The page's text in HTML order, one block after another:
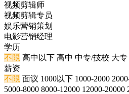
视频剪辑师
视频剪辑专员
娱乐营销策划
电影营销经理
学历
不限 高中以下 高中 中专/技校 大专
薪资
不限 面议 1000以下 1000-2000
5000-8000 8000-12000 12000-20000